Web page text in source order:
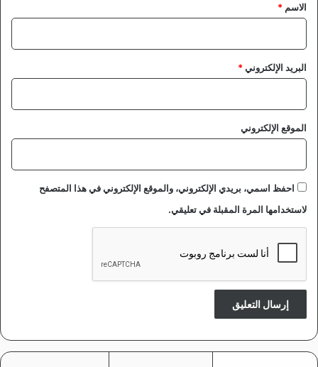
*
الاسم *
البريد الإلكتروني*
الموقع الإلكتروني
احفظ اسمي، بريدي الإلكتروني، والموقع الإلكتروني في هذا المتصفح
لاستخدامها المرة المقبلة في تعليقي.